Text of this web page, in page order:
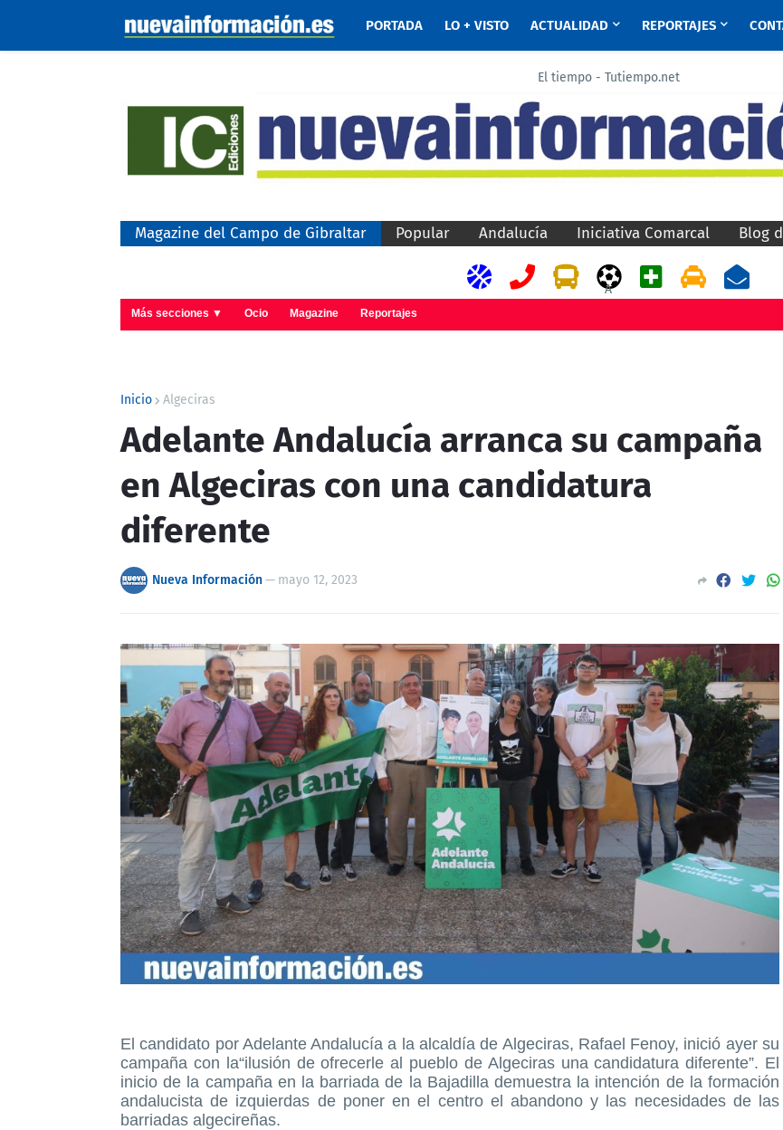
PORTADA LO + VISTO ACTUALIDAD REPORTAJES
El tiempo - Tutiempo.net
Magazine del Campo de Gibraltar Popular Andalucía Iniciativa Comarcal Blog
A
Más secciones ▼ Ocio Magazine Reportajes
Inicio Algeciras
Adelante Andalucía arranca su campaña
en Algeciras con una candidatura
diferente
Nueva Información— mayo 12, 2023
El candidato por Adelante Andalucía a la alcaldía de Algeciras, Rafael Fenoy, inició ayer su
campaña con la“ilusión de ofrecerle al pueblo de Algeciras una candidatura diferente”. El
inicio de la campaña en la barriada de la Bajadilla demuestra la intención de la formación
andalucista de izquierdas de poner en el centro el abandono y las necesidades de las
barriadas algecireñas.